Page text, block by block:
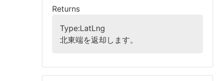
Returns
Type:LatLng
北東端を返却します。